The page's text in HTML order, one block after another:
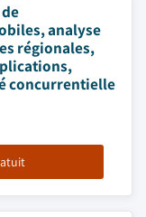
analyse
régionales,
concurrentielle